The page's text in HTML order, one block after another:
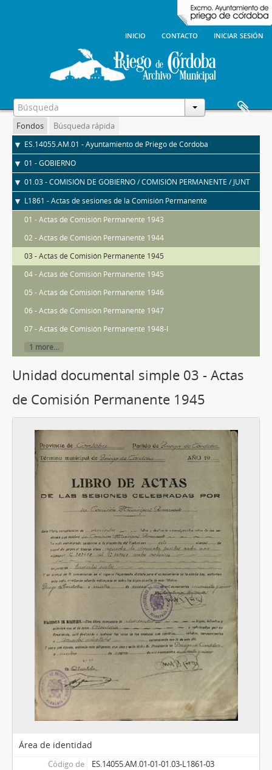
inicio contacto iniciar sesión
Fondos Búsqueda rápida
ES.14055.AM.01 - Ayuntamiento de Priego de Córdoba
01 - GOBIERNO
01.03 - COMISIÓN DE GOBIERNO / COMISIÓN PERMANENTE / JUNTA DE GOBIERNO LOCAL
L1861 - Actas de sesiones de la Comisión Permanente
01 - Actas de Comisión Permanente 1943
02 - Actas de Comisión Permanente 1944
03 - Actas de Comisión Permanente 1945
04 - Actas de Comisión Permanente 1945
05 - Actas de Comisión Permanente 1946
06 - Actas de Comisión Permanente 1947
07 - Actas de Comisión Permanente 1948-I
1 more...
Unidad documental simple 03 - Actas
de Comisión Permanente 1945
Área de identidad
Código de
ES.14055.AM.01-01-01.03-L1861-03